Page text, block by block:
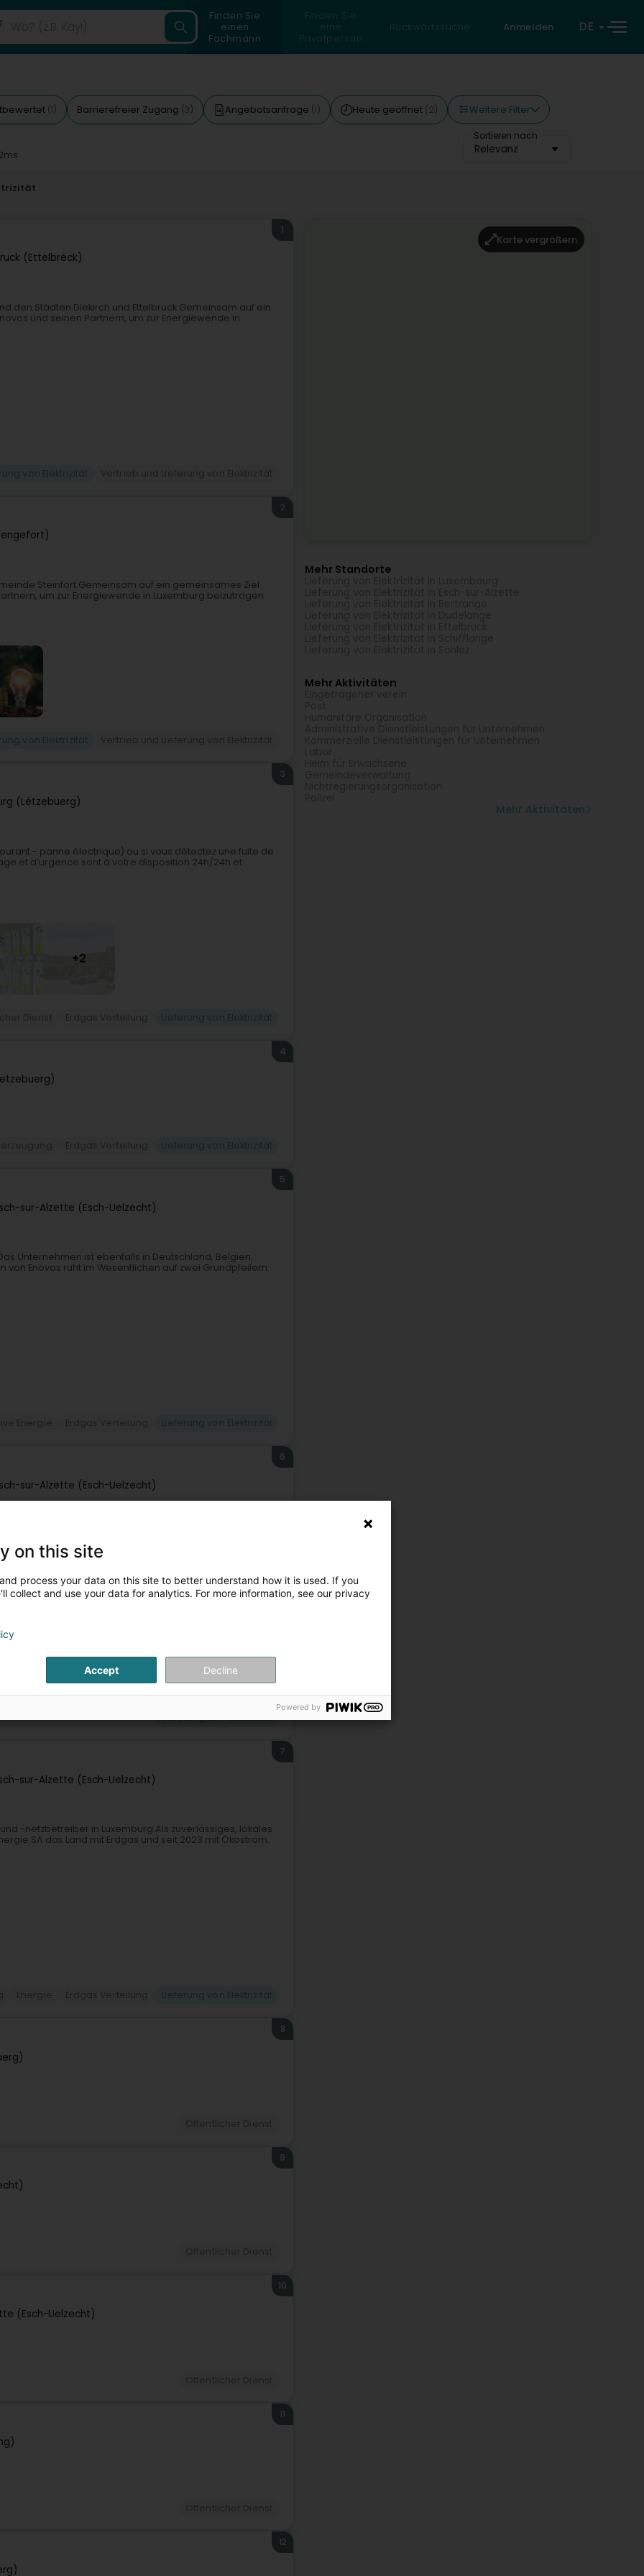
Finden Sie
einen
Fachmann
Finden Sie
eine
Privatperson
Rückwärtssuche Anmelden DE
(1) Barrierefreier Zugang (3) Angebotsanfrage (1) Heute geöffnet (2) Weitere Filter
Sortieren nach
Relevanz
(Ettelbréck)
1
den Städten Diekirch und Ettelbruck.Gemeinsam auf ein
und seinen Partnern, um zur Energiewende in
2
Steinfort.Gemeinsam auf ein gemeinsames Ziel
um zur Energiewende in Luxemburg beizutragen.
(Lëtzebuerg)
3
- panne électrique) ou si vous détectez une fuite de
et d’urgence sont à votre disposition 24h/24h et
+2
4
sur-Alzette (Esch-Uelzecht)
5
Unternehmen ist ebenfalls in Deutschland, Belgien,
Enovos ruht im Wesentlichen auf zwei Grundpfeilern:
sur-Alzette (Esch-Uelzecht)
6
Luxemburg und der Großregion. Encevo hat sich zum
wettbewerbsfähige Energieversorgung zu
Lieferung von Elektrizität
sur-Alzette (Esch-Uelzecht)
7
-netzbetreiber in Luxemburg.Als zuverlässiges, lokales
SA das Land mit Erdgas und seit 2023 mit Ökostrom.
8
9
(Esch-Uelzecht)
10
11
12
Karte vergrößern
Mehr Standorte
Mehr Aktivitäten
Mehr Aktivitäten
on this site
process your data on this site to better understand how it is used. If you
collect and use your data for analytics. For more information, see our privacy
Accept Decline
Powered by